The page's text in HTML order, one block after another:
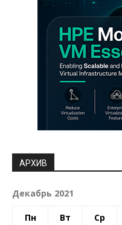
АРХИВ
Декабрь 2021
Пн Вт Ср